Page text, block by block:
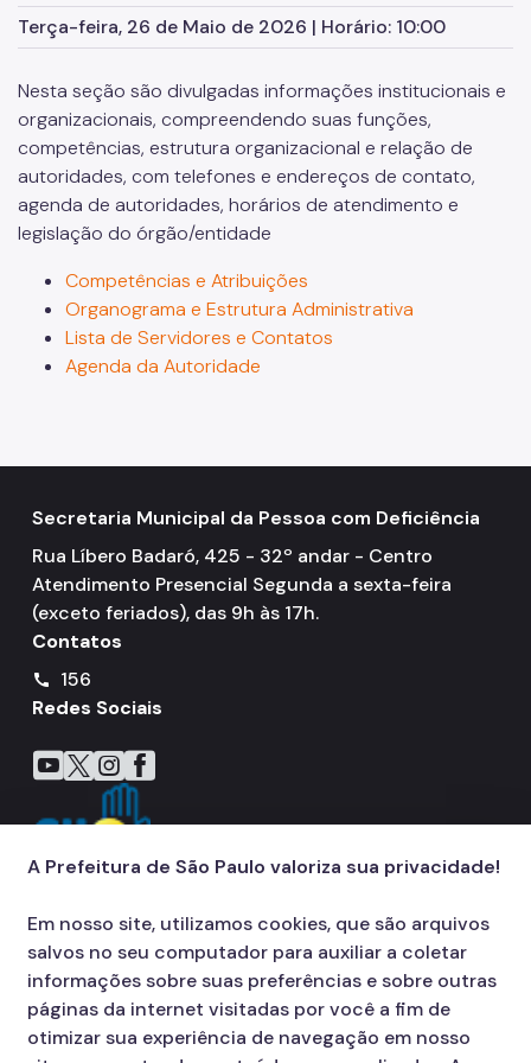
Conselho Municipal da Pessoa com Deficiência (CMPD)
Informações para a imprensa sobre a SMPED
Notícias da SMPED
Fale com a SMPED
Terça-feira, 26 de Maio de 2026 | Horário: 10:00
Nesta seção são divulgadas informações institucionais e
organizacionais, compreendendo suas funções,
competências, estrutura organizacional e relação de
autoridades, com telefones e endereços de contato,
agenda de autoridades, horários de atendimento e
legislação do órgão/entidade
Competências e Atribuições
Organograma e Estrutura Administrativa
Lista de Servidores e Contatos
Agenda da Autoridade
Secretaria Municipal da Pessoa com Deficiência
Rua Líbero Badaró, 425 - 32º andar - Centro
Atendimento Presencial Segunda a sexta-feira
(exceto feriados), das 9h às 17h.
Contatos
call
156
Redes Sociais
Icone do YouTube
Icone do X
Icone do Instagram
Icone do Facebook
A Prefeitura de São Paulo valoriza sua privacidade!
Em nosso site, utilizamos cookies, que são arquivos
salvos no seu computador para auxiliar a coletar
informações sobre suas preferências e sobre outras
páginas da internet visitadas por você a fim de
otimizar sua experiência de navegação em nosso